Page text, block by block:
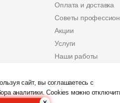
Оплата и доставка
Советы
Акции
Услуги
Наши работы
Защита
Скидки от
сайт, вы соглашаетесь с
аналитики. Cookies можно